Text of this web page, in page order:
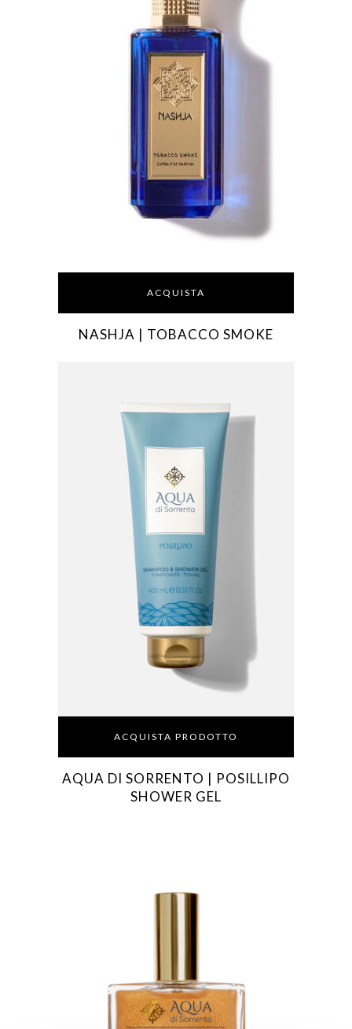
ACQUISTA
NASHJA | TOBACCO SMOKE
ACQUISTA PRODOTTO
AQUA DI SORRENTO | POSILLIPO
SHOWER GEL